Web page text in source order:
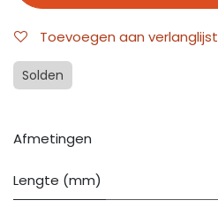
Toevoegen aan verlanglijst
Solden
Afmetingen
Lengte (mm)